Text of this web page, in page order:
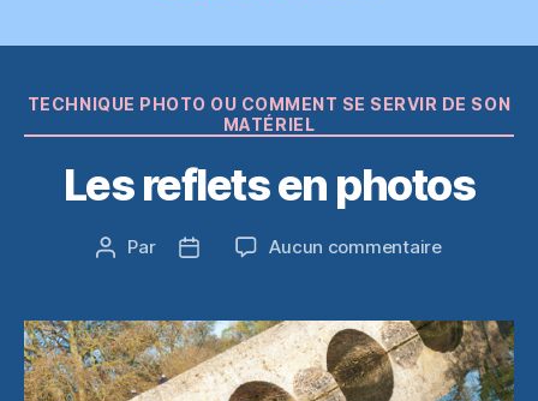
Catégories
TECHNIQUE PHOTO OU COMMENT SE SERVIR DE SON
MATÉRIEL
Les reflets en photos
Auteur
Par
Date
Aucun commentairesur
en
photos